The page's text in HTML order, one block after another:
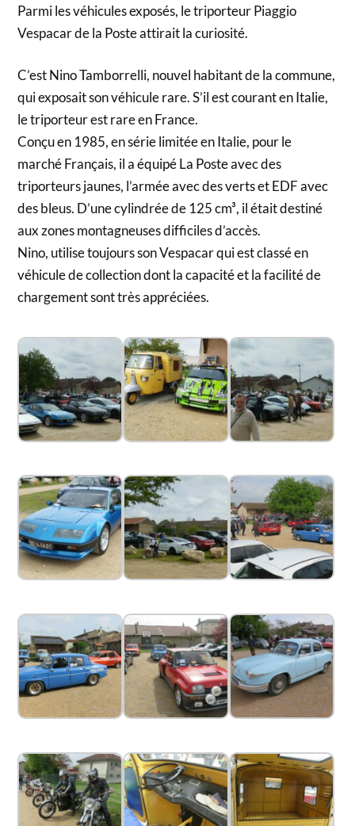
Parmi les véhicules exposés, le triporteur Piaggio
Vespacar de la Poste attirait la curiosité.
C’est Nino Tamborrelli, nouvel habitant de la commune,
qui exposait son véhicule rare. S’il est courant en Italie,
le triporteur est rare en France.
Conçu en 1985, en série limitée en Italie, pour le
marché Français, il a équipé La Poste avec des
triporteurs jaunes, l’armée avec des verts et EDF avec
des bleus. D’une cylindrée de 125 cm³, il était destiné
aux zones montagneuses difficiles d’accès.
Nino, utilise toujours son Vespacar qui est classé en
véhicule de collection dont la capacité et la facilité de
chargement sont très appréciées.